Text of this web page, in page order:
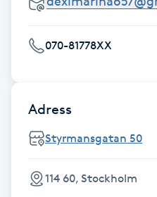
Fransfärgning
Fransförlängning
Fransförlängning Megavolym
070-81778XX
Adress
Styrmansgatan 50
114 60, Stockholm